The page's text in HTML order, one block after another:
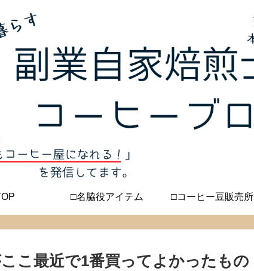
□名脇役アイテム □コーヒー豆販売所
ここ最近で1番買ってよかったもの